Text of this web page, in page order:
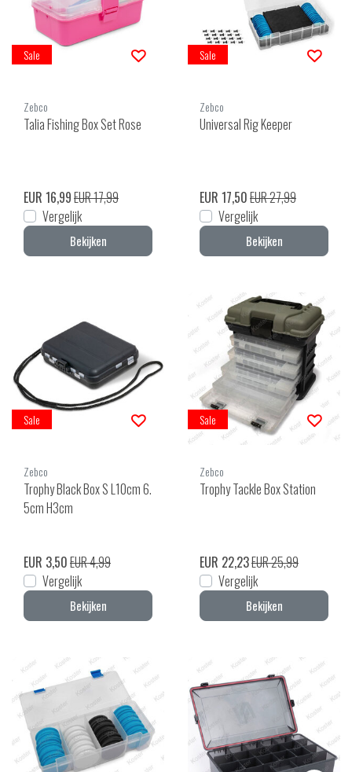
Sale
Zebco
Talia Fishing Box Set Rose
EUR 16,99EUR 17,99
Vergelijk
Bekijken
Sale
Zebco
Universal Rig Keeper
EUR 17,50EUR 27,99
Vergelijk
Bekijken
Sale
Zebco
Trophy Black Box S L10cm 6.
5cm H3cm
EUR 3,50EUR 4,99
Vergelijk
Bekijken
Sale
Zebco
Trophy Tackle Box Station
EUR 22,23EUR 25,99
Vergelijk
Bekijken